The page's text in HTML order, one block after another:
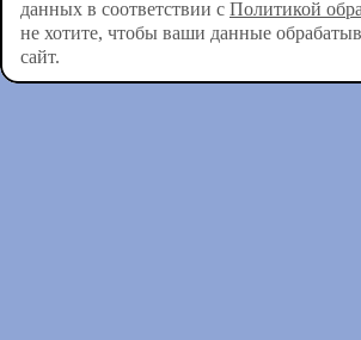
данных в соответствии с Политикой
не хотите, чтобы ваши данные
сайт.